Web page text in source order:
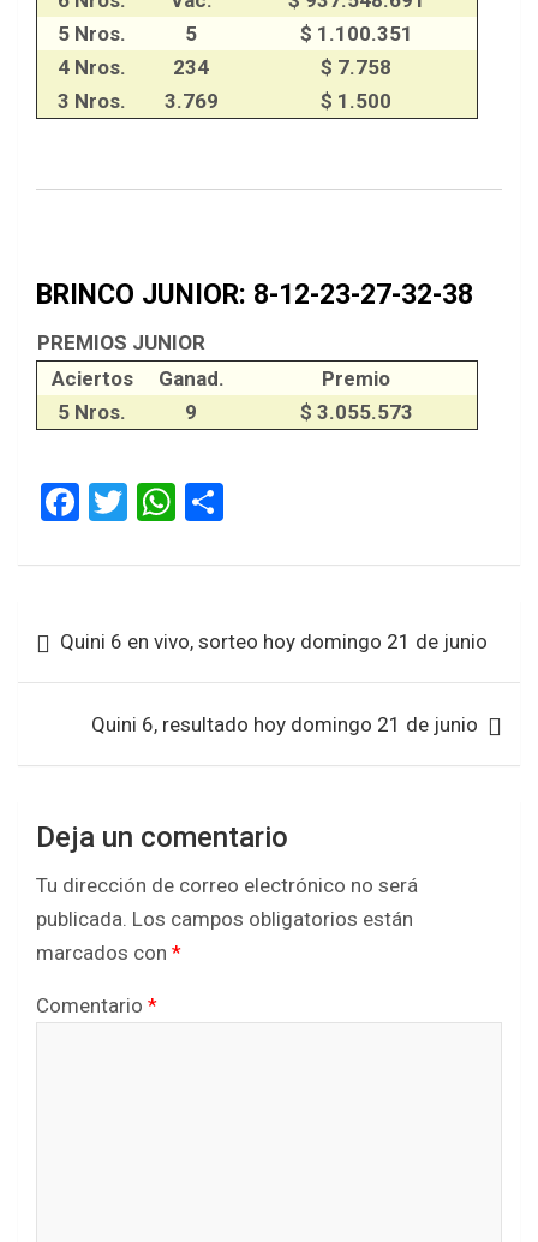
5 Nros.
5
$ 1.100.351
4 Nros.
234
$ 7.758
3 Nros.
3.769 $ 1.500
BRINCO JUNIOR: 8-12-23-27-32-38
PREMIOS JUNIOR
Aciertos
Ganad.
Premio
5 Nros.
9 $ 3.055.573
F
ce
o
o
k
T
tt
W
at
A
p
p
ar
de
entradas
Quini 6 en vivo, sorteo hoy domingo 21 de junio
Quini 6, resultado hoy domingo 21 de junio
Deja un comentario
Tu dirección de correo electrónico no será
publicada. Los campos obligatorios están
marcados con *
Comentario *